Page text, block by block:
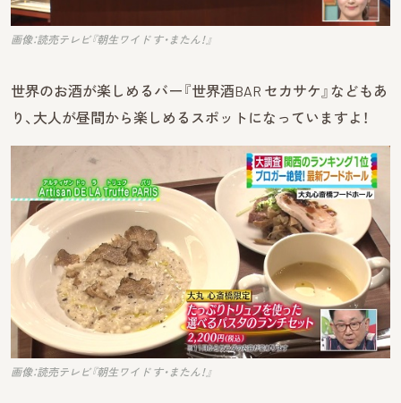
画像：読売テレビ『朝生ワイド す・またん！』
世界のお酒が楽しめるバー『世界酒BAR セカサケ』などもあ
り、大人が昼間から楽しめるスポットになっていますよ！
画像：読売テレビ『朝生ワイド す・またん！』